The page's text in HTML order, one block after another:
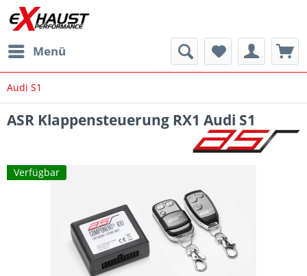
Menü
Audi S1
ASR Klappensteuerung RX1 Audi S1
Verfügbar